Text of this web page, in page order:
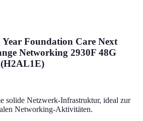
Foundation Care Next
Networking 2930F 48G
(H2AL1E)
solide Netzwerk-Infrastruktur, ideal zur
Networking-Aktivitäten.